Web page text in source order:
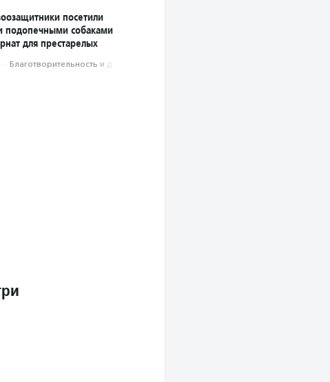
посетили
подопечными собаками
для престарелых
· Благотвори­тель­ность и доброволь­чест­во